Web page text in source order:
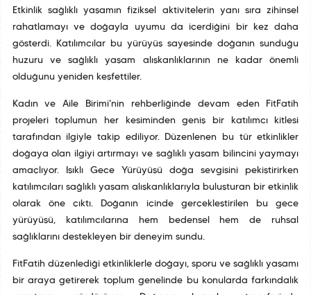
Etkinlik sağlıklı yaşamın fiziksel aktivitelerin yanı sıra zihinsel
rahatlamayı ve doğayla uyumu da içerdiğini bir kez daha
gösterdi. Katılımcılar bu yürüyüş sayesinde doğanın sunduğu
huzuru ve sağlıklı yaşam alışkanlıklarının ne kadar önemli
olduğunu yeniden keşfettiler.
Kadın ve Aile Birimi'nin rehberliğinde devam eden FitFatih
projeleri toplumun her kesiminden geniş bir katılımcı kitlesi
tarafından ilgiyle takip ediliyor. Düzenlenen bu tür etkinlikler
doğaya olan ilgiyi artırmayı ve sağlıklı yaşam bilincini yaymayı
amaçlıyor. Işıklı Gece Yürüyüşü doğa sevgisini pekiştirirken
katılımcıları sağlıklı yaşam alışkanlıklarıyla buluşturan bir etkinlik
olarak öne çıktı. Doğanın içinde gerçekleştirilen bu gece
yürüyüşü, katılımcılarına hem bedensel hem de ruhsal
sağlıklarını destekleyen bir deneyim sundu.
FitFatih düzenlediği etkinliklerle doğayı, sporu ve sağlıklı yaşamı
bir araya getirerek toplum genelinde bu konularda farkındalık